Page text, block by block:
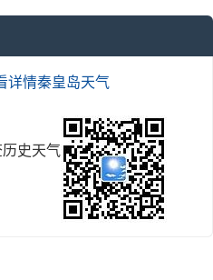
详情秦皇岛天气
史天气